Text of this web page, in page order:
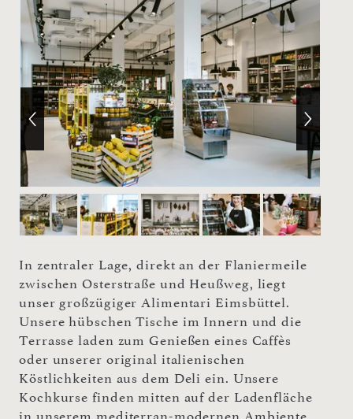
In zentraler Lage, direkt an der Flaniermeile
zwischen Osterstraße und Heußweg, liegt
unser großzügiger Alimentari Eimsbüttel.
Unsere hübschen Tische im Innern und die
Terrasse laden zum Genießen eines Caffès
oder unserer original italienischen
Köstlichkeiten aus dem Deli ein. Unsere
Kochkurse finden mitten auf der Ladenfläche
in unserem mediterran-modernen Ambiente